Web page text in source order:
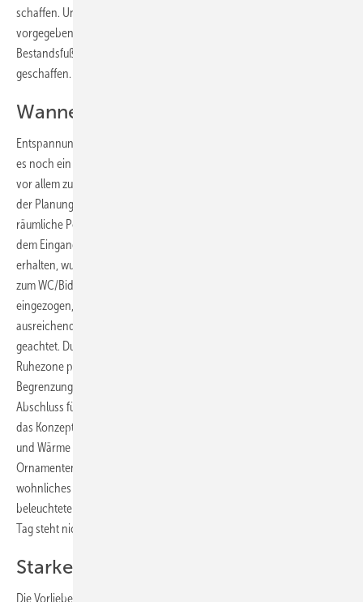
schaffen. Und dies ist hier stilvoll gelungen. Denn trotz der
vorgegebenen Objektpositionierung, Dachschräge und der
Bestandsfußbodenheizung wurden Intimitäts- und Ruhebereiche
geschaffen.
Wanne mit Ruhezone
Entspannung stand ganz oben auf der Wunschliste der Bauherren. Da
es noch ein separiertes Duschbad für den Alltag gibt, sollte dieses Bad
vor allem zur Regenerierung nach Feierabend dienen. So stand bei
der Planung die Wanne im Vordergrund. Durch die vorgegebene
räumliche Positionierung der Objekte musste die Wanne gegenüber
dem Eingang platziert werden. Um dennoch eine Ruhezone zu
erhalten, wurde eine ­Nische durch Setzen einer raumhohen Wand
zum WC/Bidet-Bereich geschaffen. Zusätzlich wurde ein Podest
eingezogen, das für eine optische Separierung sorgt. Dabei wurde auf
ausreichend Kopffreiheit beim Ein- und Ausstieg in die Wanne
geachtet. Durch das Betreten über zwei Stufen wird der Wechsel in die
Ruhezone psychologisch verstärkt. Eine halbhohe Mauer als seitliche
Begrenzung fasst das Ensemble räumlich ein und bildet den
Abschluss für eine kleine Bank zum Ausruhen. Stilvoll abgerundet wird
das Konzept durch die dunklen Materialien, die Ruhe, Geborgenheit
und Wärme ausstrahlen. So sorgt eine schwarze Mustertapete mit
Ornamenten hinter der Wanne für gedämpfte Atmosphäre und
wohnliches Flair. Dazu eine mit schwarzem Glas ausgekleidete und
beleuchtete Nische und dem Entspannen nach einem anstrengenden
Tag steht nichts mehr im Wege.
Starker Farbkontrast
Die Vorliebe der Bauherren für Schwarz und Weiß wurde mit viel